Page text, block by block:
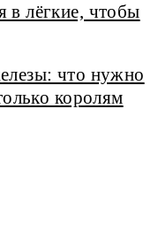
в лёгкие, чтобы
что нужно
королям